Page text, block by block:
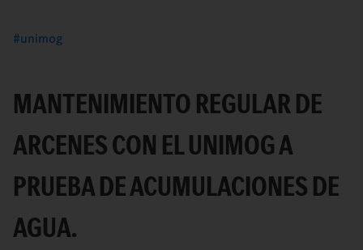
unimog
MANTENIMIENTO REGULAR DE
ARCENES CON EL UNIMOG A
PRUEBA DE ACUMULACIONES DE
AGUA.